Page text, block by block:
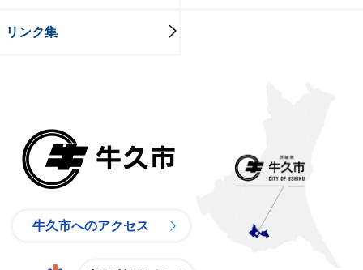
リンク集
牛久市へのアクセス